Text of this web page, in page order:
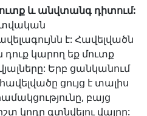
և անվտանգ դիտում:
է: Հավելվածն
կարող եք մուտք
Երբ ցանկանում
ցույց է տալիս
բայց
կոդը գտնվելու վայրը: